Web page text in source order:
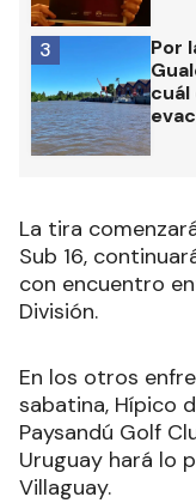
Por
cuál
3
La tira
Sub 16,
con encuentro
División.
En los otros
sabatina, Hípico
Paysandú Golf
Uruguay hará lo
Villaguay.